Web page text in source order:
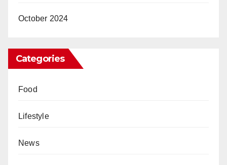
October 2024
Categories
Food
Lifestyle
News